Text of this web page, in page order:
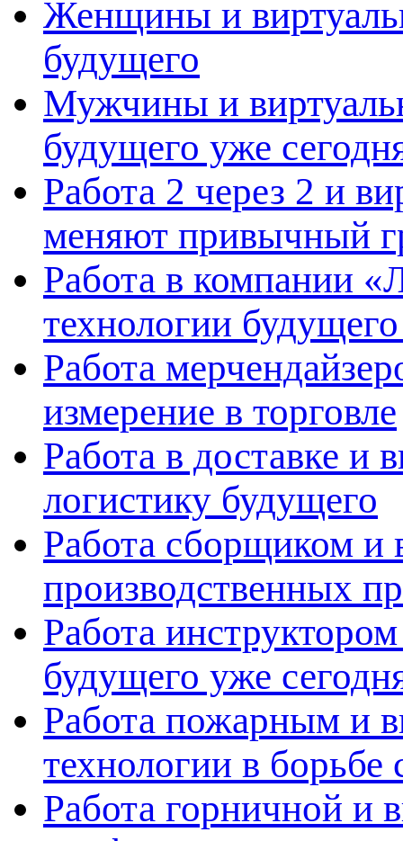
Женщины и
будущего
Мужчины и
будущего уже
Работа 2 через 2 и
меняют привычный
Работа в компании
технологии
Работа
измерение в торговле
Работа в доставке и
логистику будущего
Работа сборщиком и
производственных
Работа
будущего уже
Работа пожарным и
технологии в борьбе
Работа горничной и